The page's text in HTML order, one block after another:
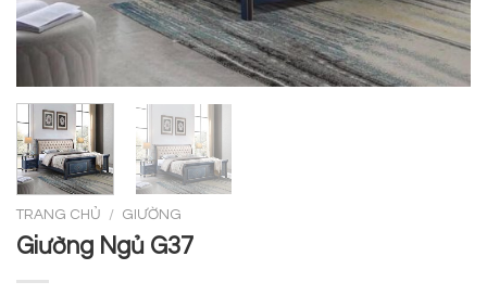
TRANG CHỦ / GIƯỜNG
Giường Ngủ G37